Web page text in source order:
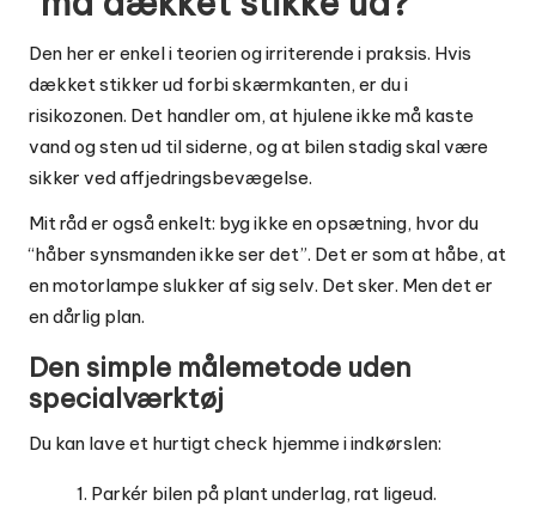
Den her er enkel i teorien og irriterende i praksis. Hvis
dækket stikker ud forbi skærmkanten, er du i
risikozonen. Det handler om, at hjulene ikke må kaste
vand og sten ud til siderne, og at bilen stadig skal være
sikker ved affjedringsbevægelse.
Mit råd er også enkelt: byg ikke en opsætning, hvor du
“håber synsmanden ikke ser det”. Det er som at håbe, at
en motorlampe slukker af sig selv. Det sker. Men det er
en dårlig plan.
Den simple målemetode uden
specialværktøj
Du kan lave et hurtigt check hjemme i indkørslen:
Parkér bilen på plant underlag, rat ligeud.